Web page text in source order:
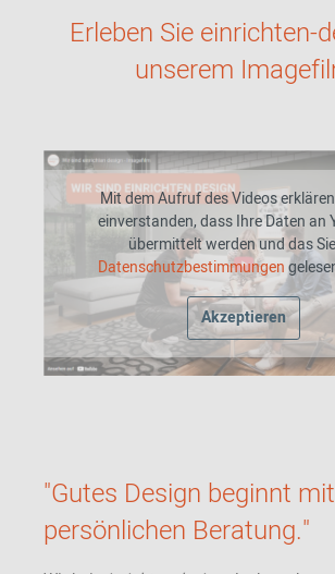
Erleben Sie einrichten-
unserem
Mit dem Aufruf des Videos
einverstanden, dass Ihre Daten an
übermittelt werden und das
Datenschutzbestimmungen
Akzeptieren
"Gutes Design beginnt
persönlichen Beratung."